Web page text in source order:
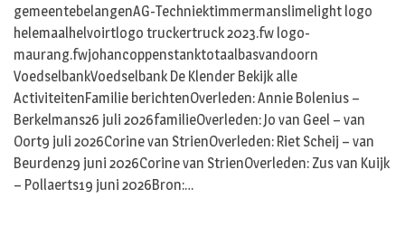
gemeentebelangenAG-Techniektimmermanslimelight logo
helemaalhelvoirtlogo truckertruck 2023.fw logo-
maurang.fwjohancoppenstanktotaalbasvandoorn
VoedselbankVoedselbank De Klender Bekijk alle
ActiviteitenFamilie berichtenOverleden: Annie Bolenius –
Berkelmans26 juli 2026familieOverleden: Jo van Geel – van
Oort9 juli 2026Corine van StrienOverleden: Riet Scheij – van
Beurden29 juni 2026Corine van StrienOverleden: Zus van Kuijk
– Pollaerts19 juni 2026Bron:…